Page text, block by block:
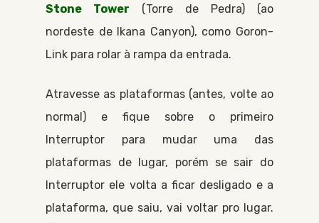
Stone Tower Torre de Pedra (ao
nordeste de Ikana Canyon), como Goron-
Link para rolar à rampa da entrada.
Atravesse as plataformas (antes, volte ao
normal) e fique sobre o primeiro
Interruptor para mudar uma das
plataformas de lugar, porém se sair do
Interruptor ele volta a ficar desligado e a
plataforma, que saiu, vai voltar pro lugar.